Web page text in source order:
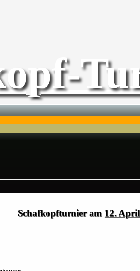
Schafkopfturnier am 12.